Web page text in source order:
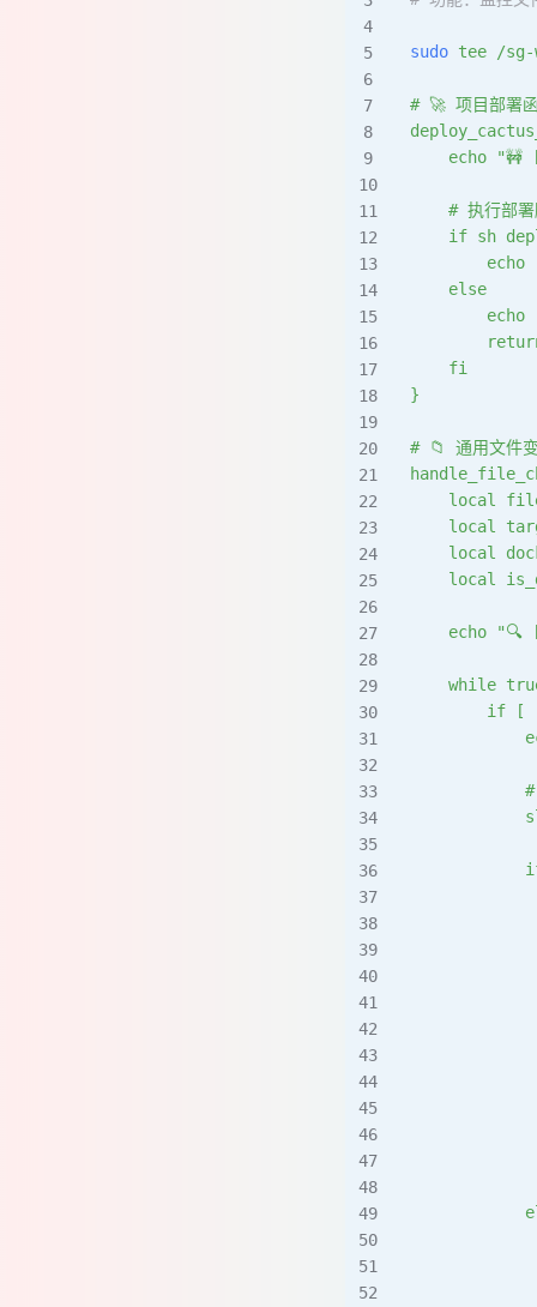
sudo tee /sg-
# 🚀 项目部署
echo "🚧
# 执行部署
if sh
echo
    else
echo
    fi
}
# 📁 通用文件
local
local
local
local
echo "🔍
while
if [
#